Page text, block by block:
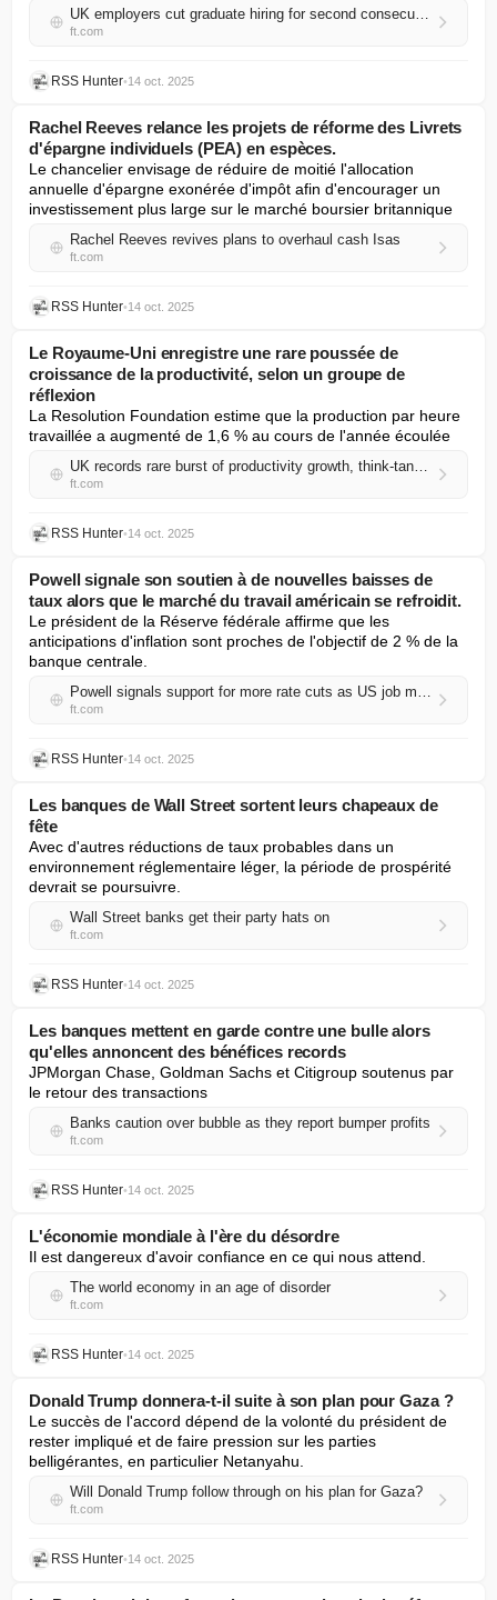
UK employers cut graduate hiring for second consecutive year, survey finds
ft.com
RSS Hunter•14 oct. 2025
Rachel Reeves relance les projets de réforme des Livrets
d'épargne individuels (PEA) en espèces.
Le chancelier envisage de réduire de moitié l'allocation
annuelle d'épargne exonérée d'impôt afin d'encourager un
investissement plus large sur le marché boursier britannique
Rachel Reeves revives plans to overhaul cash Isas
ft.com
RSS Hunter•14 oct. 2025
Le Royaume-Uni enregistre une rare poussée de
croissance de la productivité, selon un groupe de
réflexion
La Resolution Foundation estime que la production par heure
travaillée a augmenté de 1,6 % au cours de l'année écoulée
UK records rare burst of productivity growth, think-tank says
ft.com
RSS Hunter•14 oct. 2025
Powell signale son soutien à de nouvelles baisses de
taux alors que le marché du travail américain se refroidit.
Le président de la Réserve fédérale affirme que les
anticipations d'inflation sont proches de l'objectif de 2 % de la
banque centrale.
Powell signals support for more rate cuts as US job market cools
ft.com
RSS Hunter•14 oct. 2025
Les banques de Wall Street sortent leurs chapeaux de
fête
Avec d'autres réductions de taux probables dans un
environnement réglementaire léger, la période de prospérité
devrait se poursuivre.
Wall Street banks get their party hats on
ft.com
RSS Hunter•14 oct. 2025
Les banques mettent en garde contre une bulle alors
qu'elles annoncent des bénéfices records
JPMorgan Chase, Goldman Sachs et Citigroup soutenus par
le retour des transactions
Banks caution over bubble as they report bumper profits
ft.com
RSS Hunter•14 oct. 2025
L'économie mondiale à l'ère du désordre
Il est dangereux d'avoir confiance en ce qui nous attend.
The world economy in an age of disorder
ft.com
RSS Hunter•14 oct. 2025
Donald Trump donnera-t-il suite à son plan pour Gaza ?
Le succès de l'accord dépend de la volonté du président de
rester impliqué et de faire pression sur les parties
belligérantes, en particulier Netanyahu.
Will Donald Trump follow through on his plan for Gaza?
ft.com
RSS Hunter•14 oct. 2025